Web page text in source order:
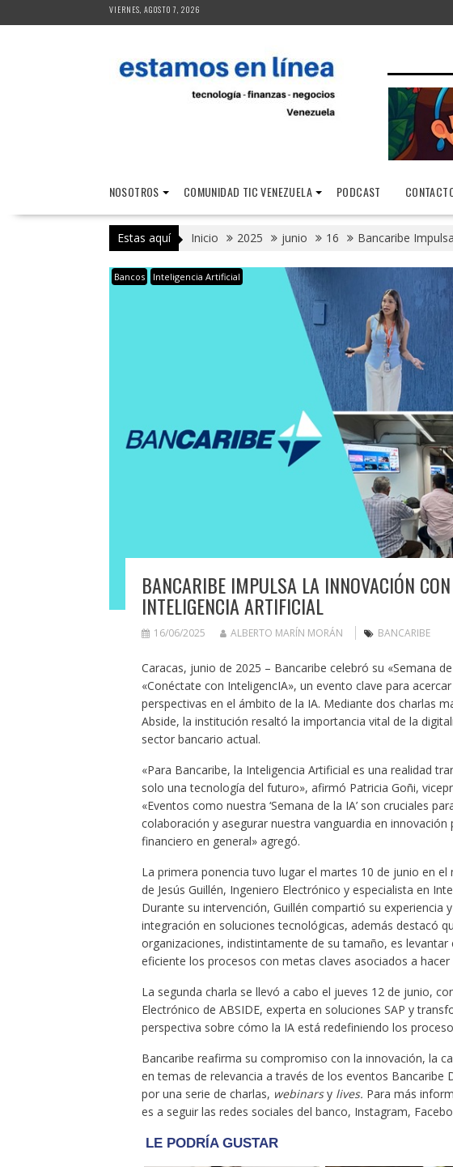
al
VIERNES, AGOSTO 7, 2026
NOSOTROS COMUNIDAD TIC VENEZUELA PODCAST
Estas aquí Inicio 2025 junio 16 Bancaribe
Bancos Inteligencia Artificial
BANCARIBE IMPULSA LA INNOVACIÓN
INTELIGENCIA ARTIFICIAL
16/06/2025 ALBERTO MARÍN MORÁN BANCARIBE
Caracas, junio de 2025 – Bancaribe celebró su «Semana
«Conéctate con InteligencIA», un evento clave para
perspectivas en el ámbito de la IA. Mediante dos charlas
Abside, la institución resaltó la importancia vital de la
sector bancario actual.
«Para Bancaribe, la Inteligencia Artificial es una realidad
solo una tecnología del futuro», afirmó Patricia Goñi,
«Eventos como nuestra ‘Semana de la IA’ son cruciales
colaboración y asegurar nuestra vanguardia en
financiero en general» agregó.
La primera ponencia tuvo lugar el martes 10 de junio en
de Jesús Guillén, Ingeniero Electrónico y especialista en
Durante su intervención, Guillén compartió su experiencia
integración en soluciones tecnológicas, además destacó
organizaciones, indistintamente de su tamaño, es
eficiente los procesos con metas claves asociados a
La segunda charla se llevó a cabo el jueves 12 de junio,
Electrónico de ABSIDE, experta en soluciones SAP y
perspectiva sobre cómo la IA está redefiniendo los
Bancaribe reafirma su compromiso con la innovación, la
en temas de relevancia a través de los eventos
por una serie de charlas, webinarsy lives. Para más
es a seguir las redes sociales del banco, Instagram,